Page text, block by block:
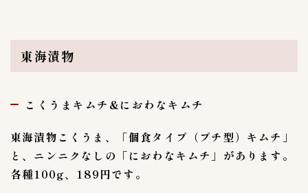
東海漬物
こくうまキムチ&におわなキムチ
東海漬物こくうま、「個食タイプ（プチ型）キムチ 」
と、ニンニクなしの「におわなキムチ」 があります。
各種100g、189円です。